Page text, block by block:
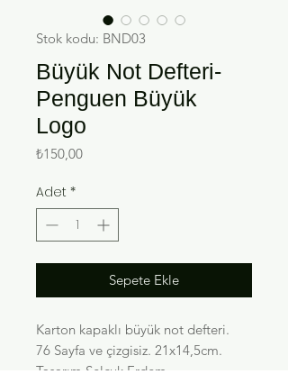
Stok kodu: BND03
Büyük Not Defteri-
Penguen Büyük
Logo
₺150,00Fiyat
Adet *
Sepete Ekle
Karton kapaklı büyük not defteri.
76 Sayfa ve çizgisiz. 21x14,5cm.